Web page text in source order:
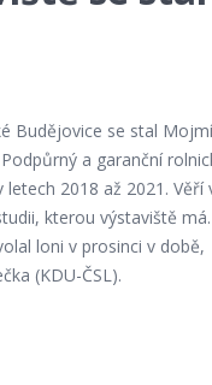
Budějovice se stal
a garanční
letech 2018 až 2021. Věří
kterou výstaviště má.
loni v prosinci v době,
(KDU-ČSL).